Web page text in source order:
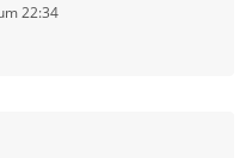
22:34